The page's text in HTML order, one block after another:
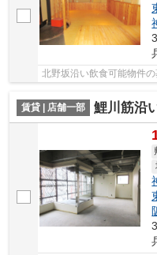
北野坂沿い飲食可能物件の
賃貸 | 店舗一部 鯉川筋沿